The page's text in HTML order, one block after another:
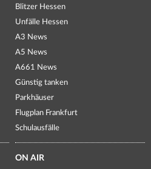
Blitzer Hessen
Unfälle Hessen
A3 News
A5 News
A661 News
Günstig tanken
Parkhäuser
Flugplan Frankfurt
Schulausfälle
ON AIR